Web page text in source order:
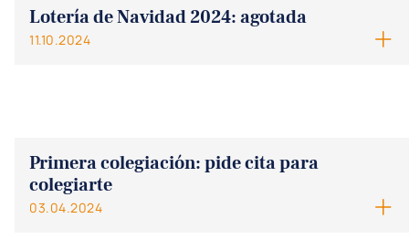
Lotería de Navidad 2024: agotada
11.10.2024
Primera colegiación: pide cita para
colegiarte
03.04.2024